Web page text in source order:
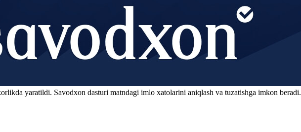
yaratildi. Savodxon dasturi matndagi imlo xatolarini aniqlash va tuzatishga imkon beradi.